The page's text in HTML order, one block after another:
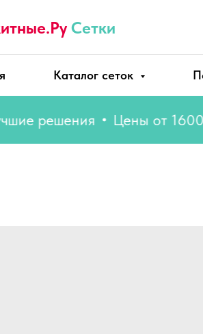
Сетки
Каталог сеток
решения Цены от 1600 руб.